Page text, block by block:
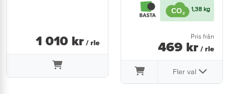
1 010 kr / rle
1,38 kg
Pris från
469 kr / rle
Fler val